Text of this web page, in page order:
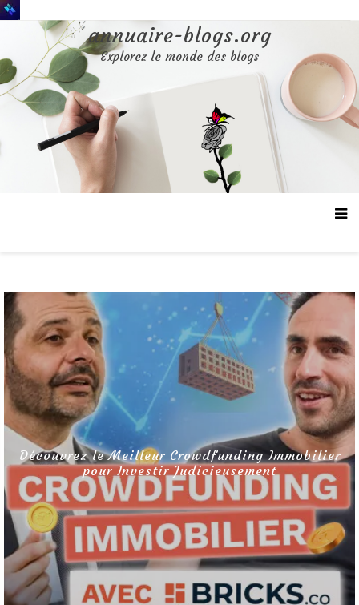
Aller
au
annuaire-blogs.org
Explorez le monde des blogs
Immobilier